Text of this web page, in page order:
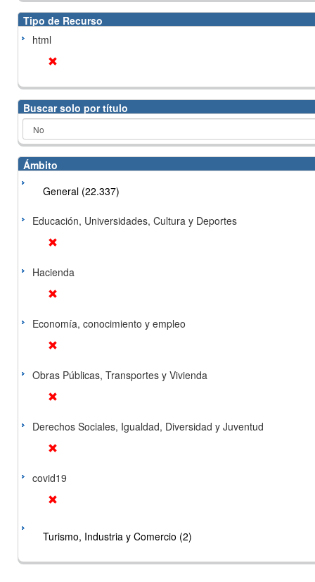
Tipo de Recurso
html
Buscar solo por título
Ámbito
General (22.337)
Educación, Universidades, Cultura y Deportes
Hacienda
Economía, conocimiento y empleo
Obras Públicas, Transportes y Vivienda
Derechos Sociales, Igualdad, Diversidad y Juventud
covid19
Turismo, Industria y Comercio (2)